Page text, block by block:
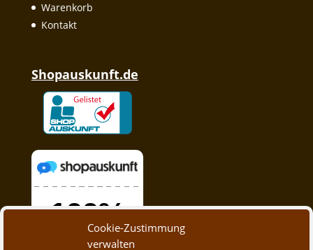
Cookie-Zustimmung
verwalten
Warenkorb
Kontakt
Shopauskunft.de